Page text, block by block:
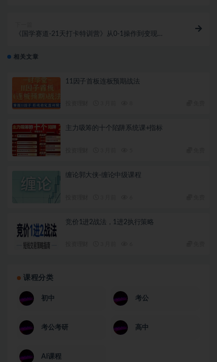
《国学赛道-21天打卡特训营》从0-1操作到变现
相关文章
11因子首板连板预期战法
主力吸筹的十个陷阱系统课+指标
缠论郭大侠-缠论中级课程
竞价1进2战法，1进2执行策略
课程分类
初中 考公
考公考研 高中
AI课程